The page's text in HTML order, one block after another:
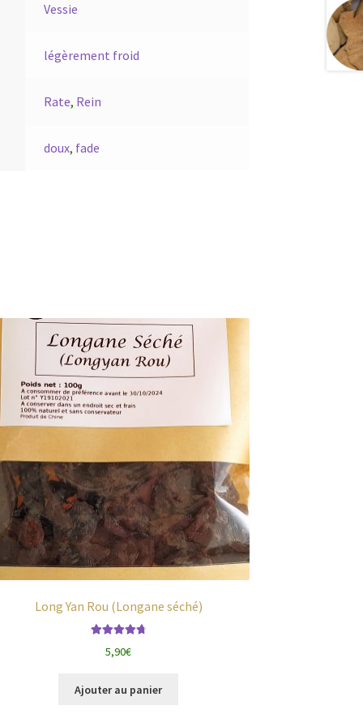
Vessie
légèrement froid
Rate, Rein
doux, fade
Long Yan Rou (Longane séché)
5,90€
Ajouter au panier